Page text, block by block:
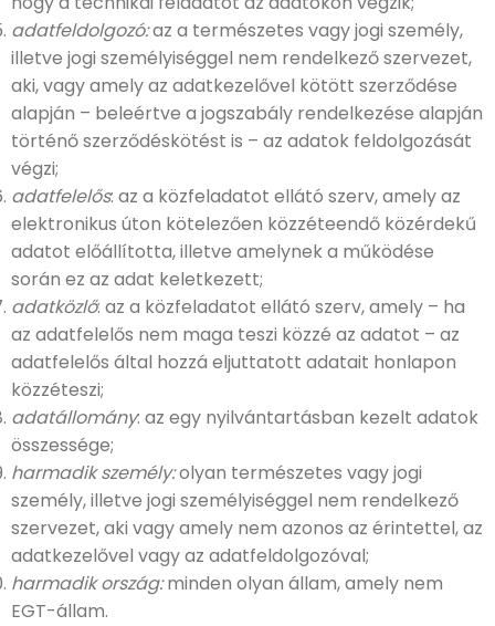
adatfeldolgozó:az a természetes vagy jogi személy,
illetve jogi személyiséggel nem rendelkező szervezet,
aki, vagy amely az adatkezelővel kötött szerződése
alapján – beleértve a jogszabály rendelkezése alapján
történő szerződéskötést is – az adatok feldolgozását
végzi;
adatfelelős: az a közfeladatot ellátó szerv, amely az
elektronikus úton kötelezően közzéteendő közérdekű
adatot előállította, illetve amelynek a működése
során ez az adat keletkezett;
adatközlő: az a közfeladatot ellátó szerv, amely – ha
az adatfelelős nem maga teszi közzé az adatot – az
adatfelelős által hozzá eljuttatott adatait honlapon
közzéteszi;
adatállomány: az egy nyilvántartásban kezelt adatok
összessége;
harmadik személy:olyan természetes vagy jogi
személy, illetve jogi személyiséggel nem rendelkező
szervezet, aki vagy amely nem azonos az érintettel, az
adatkezelővel vagy az adatfeldolgozóval;
harmadik ország:minden olyan állam, amely nem
EGT-állam.